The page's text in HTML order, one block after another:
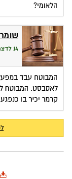
הלאומי?
14 לדצמבר 2006
המבוטח עבד
לאסבסט. המבוטח
קרמר יכיר בו